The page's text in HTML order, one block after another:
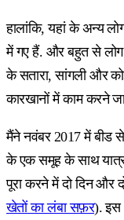
हालांकि, यहां के अन्य
में गए हैं. और बहुत से लोग
के सतारा, सांगली और
कारखानों में काम करने
मैंने नवंबर 2017 में बीड
के एक समूह के साथ
पूरा करने में दो दिन और
खेतों का लंबा सफ़र). इस